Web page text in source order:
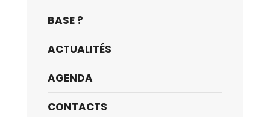
BASE ?
ACTUALITÉS
AGENDA
CONTACTS